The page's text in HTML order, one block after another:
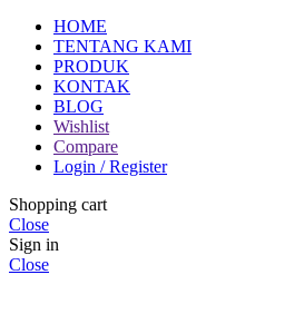
HOME
TENTANG KAMI
PRODUK
KONTAK
BLOG
Wishlist
Compare
Login / Register
Shopping cart
Close
Sign in
Close